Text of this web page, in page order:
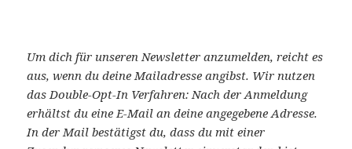
Um dich für unseren Newsletter anzumelden, reicht es
aus, wenn du deine Mailadresse angibst. Wir nutzen
das Double-Opt-In Verfahren: Nach der Anmeldung
erhältst du eine E-Mail an deine angegebene Adresse.
In der Mail bestätigst du, dass du mit einer